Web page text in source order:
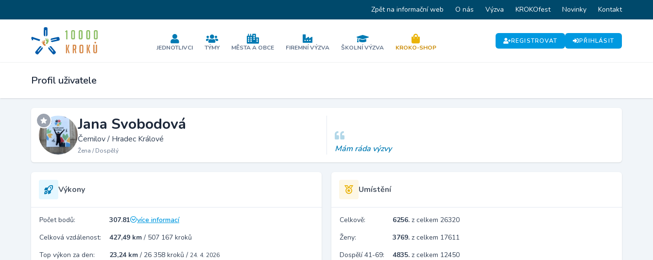
Zpět na informační web O nás Výzva KROKOfest Novinky Kontakt
JEDNOTLIVCI TÝMY MĚSTA A OBCE FIREMNÍ VÝZVA ŠKOLNÍ VÝZVA KROKO-SHOP
REGISTROVAT PŘIHLÁSIT
Profil uživatele
Jana Svobodová
Černilov / Hradec Králové
Žena / Dospělý Mám ráda výzvy
Výkony
Počet bodů: 307.81
více informací
Celková vzdálenost:
427,49 km / 507 167 kroků
Top výkon za den:
23,24 km / 26 358 kroků / 24. 4. 2026
Umístění
Celkově: 6256. z celkem 26320
Ženy:
3769. z celkem 17611
Dospělí 41-69:
4835. z celkem 12450